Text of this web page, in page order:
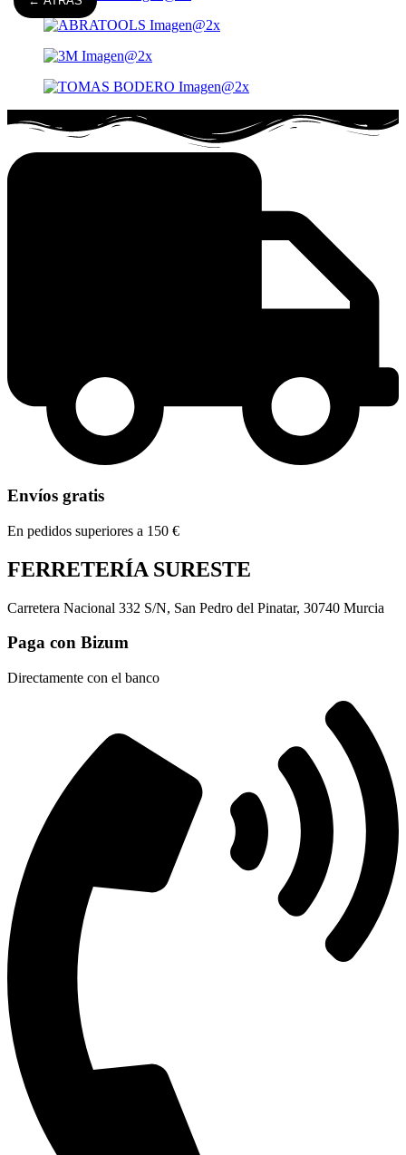
Envíos gratis
En pedidos superiores a 150 €
FERRETERÍA SURESTE
Carretera Nacional 332 S/N, San Pedro del Pinatar, 30740 Murcia
Paga con Bizum
Directamente con el banco